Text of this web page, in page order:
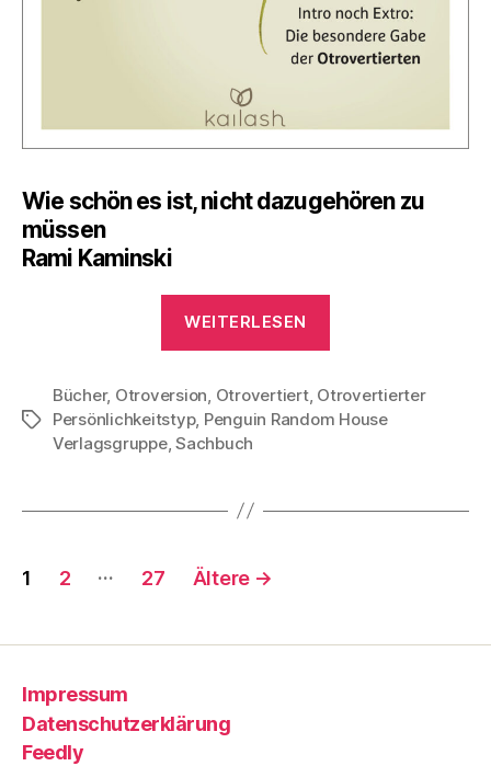
Wie schön es ist, nicht dazugehören zu
müssen
Rami Kaminski
WEITERLESEN
besondere
Gabe:
Erfahrung
Schlagwörter
Bücher, Otroversion Otrovertiert, Otrovertierter
Persönlichkeitstyp, Penguin Random House
Verlagsgruppe,Sachbuch
Seitennummerierung
Beiträge
1 2 … 27 Ältere →
Impressum
Datenschutzerklärung
Feedly